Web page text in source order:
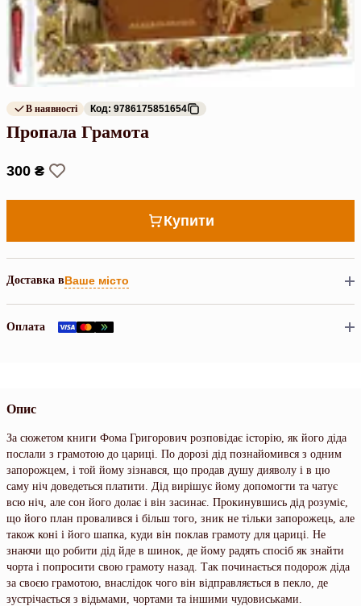
В наявності Код: 9786175851654
Пропала Грамота
300 ₴
Купити
Доставка вВаше місто
Оплата
Опис
За сюжетом книги Фома Григорович розповідає історію, як його діда
послали з грамотою до цариці. По дорозі дід познайомився з одним
запорожцем, і той йому зізнався, що продав душу дияволу і в цю
саму ніч доведеться платити. Дід вирішує йому допомогти та чатує
всю ніч, але сон його долає і він засинає. Прокинувшись дід розуміє,
що його план провалився і більш того, зник не тільки запорожець, але
також коні і його шапка, куди він поклав грамоту для цариці. Не
знаючи що робити дід йде в шинок, де йому радять спосіб як знайти
чорта і попросити свою грамоту назад. Так починається подорож діда
за своєю грамотою, внаслідок чого він відправляється в пекло, де
зустрічається з відьмами, чортами та іншими чудовиськами.